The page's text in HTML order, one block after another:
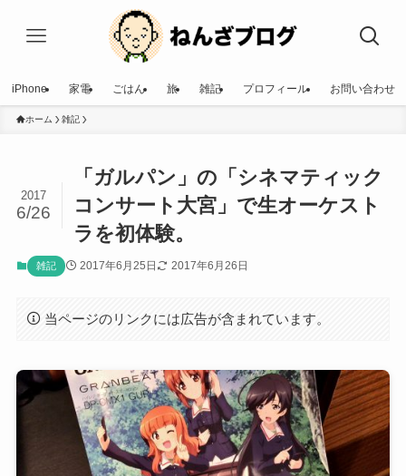
iPhone 家電 ごはん 旅 雑記 プロフィール お問い合わせ
ホーム 雑記
「ガルパン」の「シネマティック
コンサート大宮」で生オーケスト
ラを初体験。
2017
6/26
雑記 2017年6月25日 2017年6月26日
当ページのリンクには広告が含まれています。